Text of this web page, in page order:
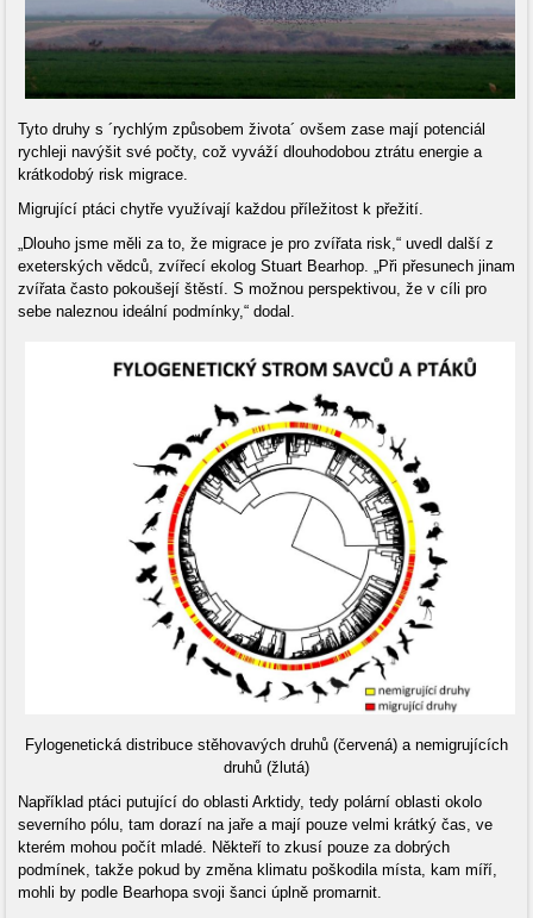
Tyto druhy s ´rychlým způsobem života´ ovšem zase mají potenciál
rychleji navýšit své počty, což vyváží dlouhodobou ztrátu energie a
krátkodobý risk migrace.
Migrující ptáci chytře využívají každou příležitost k přežití.
„Dlouho jsme měli za to, že migrace je pro zvířata risk,“ uvedl další z
exeterských vědců, zvířecí ekolog Stuart Bearhop. „Při přesunech jinam
zvířata často pokoušejí štěstí. S možnou perspektivou, že v cíli pro
sebe naleznou ideální podmínky,“ dodal.
Fylogenetická distribuce stěhovavých druhů (červená) a nemigrujících
druhů (žlutá)
Například ptáci putující do oblasti Arktidy, tedy polární oblasti okolo
severního pólu, tam dorazí na jaře a mají pouze velmi krátký čas, ve
kterém mohou počít mladé. Někteří to zkusí pouze za dobrých
podmínek, takže pokud by změna klimatu poškodila místa, kam míří,
mohli by podle Bearhopa svoji šanci úplně promarnit.